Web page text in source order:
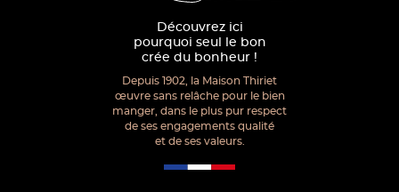
Découvrez ici
pourquoi seul le bon
crée du bonheur !
Depuis 1902, la Maison Thiriet
œuvre sans relâche pour le bien
manger, dans le plus pur respect
de ses engagements qualité
et de ses valeurs.